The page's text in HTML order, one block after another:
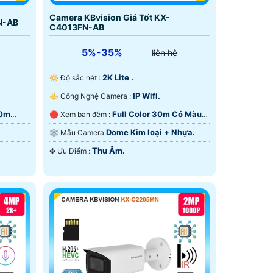
AB
Camera KBvision Giá Tốt KX-
C4013FN-AB
5%-35% liên hệ
🔆 Độ sắc nét : 2K Lite .
⚜️ Công Nghệ Camera : IP Wifi.
🔴 Xem ban đêm : Full Color 30m Có Màu
Ban Ðêm.
🕸️ Mẫu Camera Dome Kim loại + Nhựa.
️✤ Ưu Điểm : Thu Âm.